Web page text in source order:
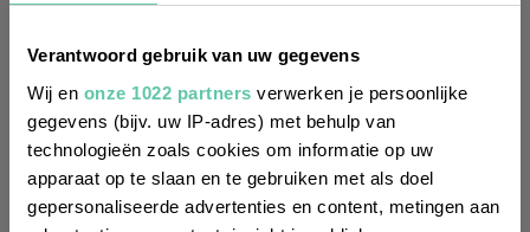
Verantwoord gebruik van uw gegevens
Wij en onze 1022 partners verwerken je persoonlijke
gegevens (bijv. uw IP-adres) met behulp van
technologieën zoals cookies om informatie op uw
apparaat op te slaan en te gebruiken met als doel
gepersonaliseerde advertenties en content, metingen aan
Dreikönigstag: Zeit für Galette des Rois
Paris und seine kulinarischen Verführungen
Bretagne Chandeleur crêpes Galette
Rezept Carole
Tradition
regelmäßig über Trends, neue
Entdeckungen und Insider-Tipps für
Frankreich informiert werden? Dann
melde dich für unseren
zweiwöchentlichen Newsletter an. Im